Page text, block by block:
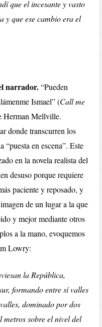
que el incesante y vasto
y que ese cambio era el
narrador.“Pueden
Ismael” (Call me
Herman Mellville.
donde transcurren los
“puesta en escena”. Este
en la novela realista del
desuso porque requiere
paciente y reposado, y
de un lugar a la que
y mejor mediante otros
a la mano, evoquemos
Lowry:
la República,
formando entre sí valles
dominado por dos
metros sobre el nivel del